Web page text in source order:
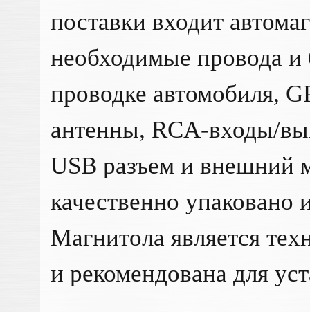
поставки входит
необходимые провода
проводке автомобиля,
антенны, RCA-входы/
USB разъем и внешний
качественно упаковано
Магнитола является
и рекомендована для